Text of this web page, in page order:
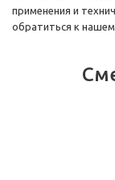
применения и
обратиться к